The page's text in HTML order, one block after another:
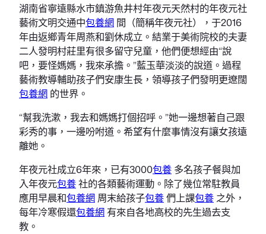
湖南省寧遠縣水市鎮游魚井村年夜元天然村的年夜元社
藝術文明交通中包養網 間（簡稱年夜元社），于2016
年由返鄉青年周燕和劉休成立。結業于美術院校的夫妻
二人發明村莊里有很多留守兒童，他們便想經由“說
吧，要怪媽媽，我來承擔。”藍玉華淡淡的說道。過程
藝術教導輔助孩子們安康生長，領導孩子們發明更遼闊
包養網 的世界。
“幫我洗漱，我去和媽媽打個招呼。”她一邊想著自己跟
彩秀的事，一邊吩咐道。希望有什麼事情沒有讓女孩遠
離她。
年夜元社成立6年來，已有3000包養 多名孩子餐與加
入年夜元包養社的各類藝術運動。除了幾位常駐教員
應用早晨和包養網 周末給孩子包養們上課包養 之外，
每年冷寒假還包養網 有來自各地高校的先生過去支
教。